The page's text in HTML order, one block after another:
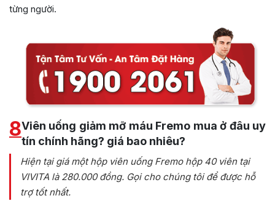
từng người.
8Viên uống giảm mỡ máu Fremo mua ở đâu uy
tín chính hãng? giá bao nhiêu?
Hiện tại giá một hộp viên uống Fremo hộp 40 viên tại
VIVITA là 280.000 đồng. Gọi cho chúng tôi để được hỗ
trợ tốt nhất.